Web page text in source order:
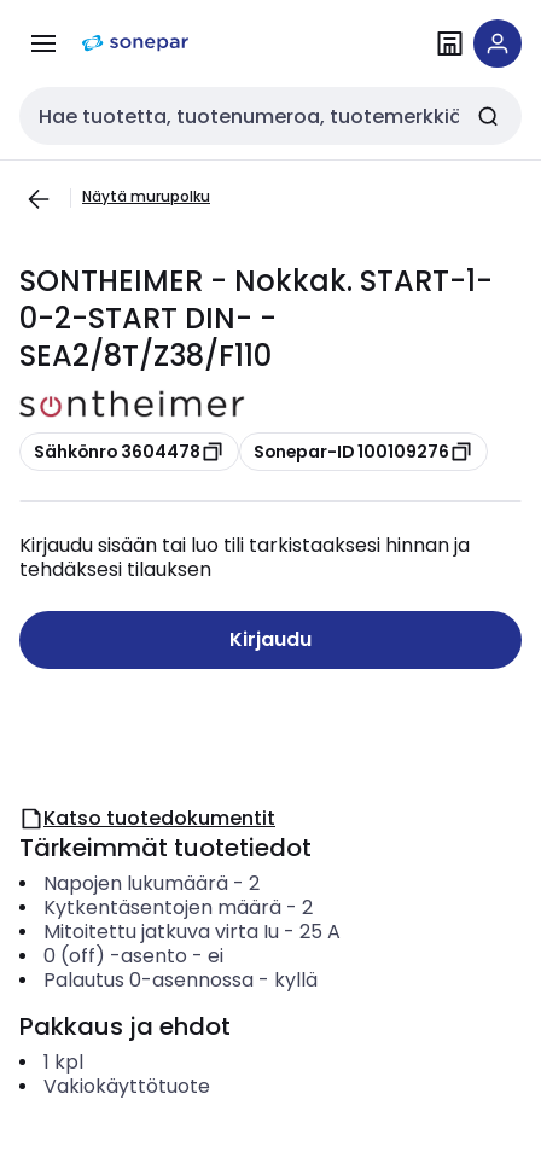
navigointiinsisältöön
Haku
Näytä murupolku
SONTHEIMER - Nokkak. START-1-
0-2-START DIN- -
SEA2/8T/Z38/F110
Kopioi
Sähkönro 3604478 Kopioi
Sonepar-ID 100109276
Kirjaudu sisään tai luo tili tarkistaaksesi hinnan ja
tehdäksesi tilauksen
Kirjaudu
Katso tuotedokumentit
Tärkeimmät tuotetiedot
Napojen lukumäärä- 2
Kytkentäsentojen määrä- 2
Mitoitettu jatkuva virta Iu- 25 A
0 (off) -asento - ei
Palautus 0-asennossa- kyllä
Pakkaus ja ehdot
1 kpl
Vakiokäyttötuote